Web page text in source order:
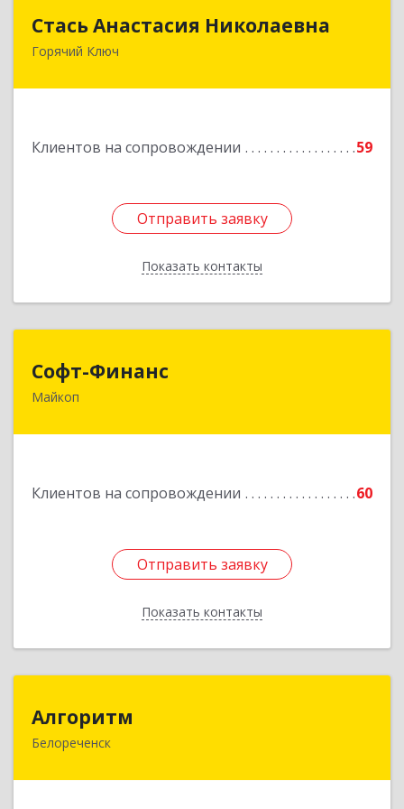
Стась Анастасия Николаевна
Горячий Ключ
Клиентов на сопровождении 59
Отправить заявку
Показать контакты
353290, г. Горячий Ключ, ул. Ленина, д. 242,
Отправить заявку
Назад
Софт-Финанс
Майкоп
Клиентов на сопровождении 60
Отправить заявку
Показать контакты
385006, Адыгея Респ, Майкоп г, Калинина ул,
Отправить заявку
Назад
Алгоритм
Белореченск
352630, Краснодарский край, Белореченский р-